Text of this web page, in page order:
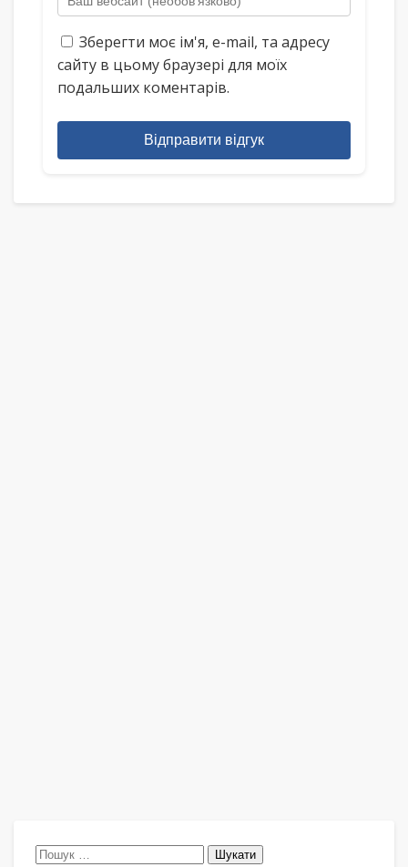
Зберегти моє ім'я, e-mail, та адресу
сайту в цьому браузері для моїх
подальших коментарів.
Відправити відгук
Пошук: